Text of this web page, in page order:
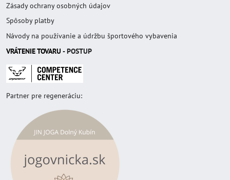
Zásady ochrany osobných údajov
Spôsoby platby
Návody na používanie a údržbu športového vybavenia
VRÁTENIE TOVARU - POSTUP
Partner pre regeneráciu: